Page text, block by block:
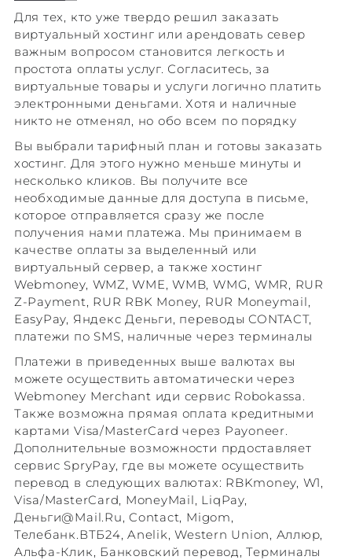
Для тех, кто уже твердо решил заказать
виртуальный хостинг или арендовать север
важным вопросом становится легкость и
простота оплаты услуг. Согласитесь, за
виртуальные товары и услуги логично платить
электронными деньгами. Хотя и наличные
никто не отменял, но обо всем по порядку
Вы выбрали тарифный план и готовы заказать
хостинг. Для этого нужно меньше минуты и
несколько кликов. Вы получите все
необходимые данные для доступа в письме,
которое отправляется сразу же после
получения нами платежа. Мы принимаем в
качестве оплаты за выделенный или
виртуальный сервер, а также хостинг
Webmoney, WMZ, WME, WMB, WMG, WMR, RUR
Z-Payment, RUR RBK Money, RUR Moneymail,
EasyPay, Яндекс Деньги, переводы CONTACT,
платежи по SMS, наличные через терминалы
Платежи в приведенных выше валютах вы
можете осуществить автоматически через
Webmoney Merchant иди сервис Robokassa.
Также возможна прямая оплата кредитными
картами Visa/MasterCard через Payoneer.
Дополнительные возможности прдоставляет
сервис SpryPay, где вы можете осуществить
перевод в следующих валютах: RBKmoney, W1,
Visa/MasterCard, MoneyMail, LiqPay,
Деньги@Mail.Ru, Contact, Migom,
Телебанк.ВТБ24, Anelik, Western Union, Аллюр,
Альфа-Клик, Банковский перевод, Терминалы